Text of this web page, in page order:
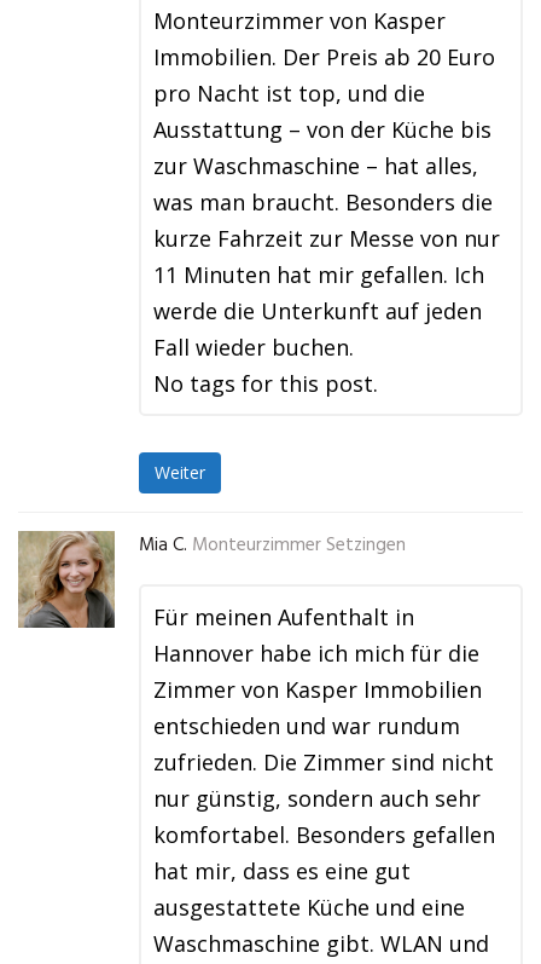
Monteurzimmer von Kasper
Immobilien. Der Preis ab 20 Euro
pro Nacht ist top, und die
Ausstattung – von der Küche bis
zur Waschmaschine – hat alles,
was man braucht. Besonders die
kurze Fahrzeit zur Messe von nur
11 Minuten hat mir gefallen. Ich
werde die Unterkunft auf jeden
Fall wieder buchen.
No tags for this post.
Weiter
Mia C. Monteurzimmer Setzingen
Für meinen Aufenthalt in
Hannover habe ich mich für die
Zimmer von Kasper Immobilien
entschieden und war rundum
zufrieden. Die Zimmer sind nicht
nur günstig, sondern auch sehr
komfortabel. Besonders gefallen
hat mir, dass es eine gut
ausgestattete Küche und eine
Waschmaschine gibt. WLAN und